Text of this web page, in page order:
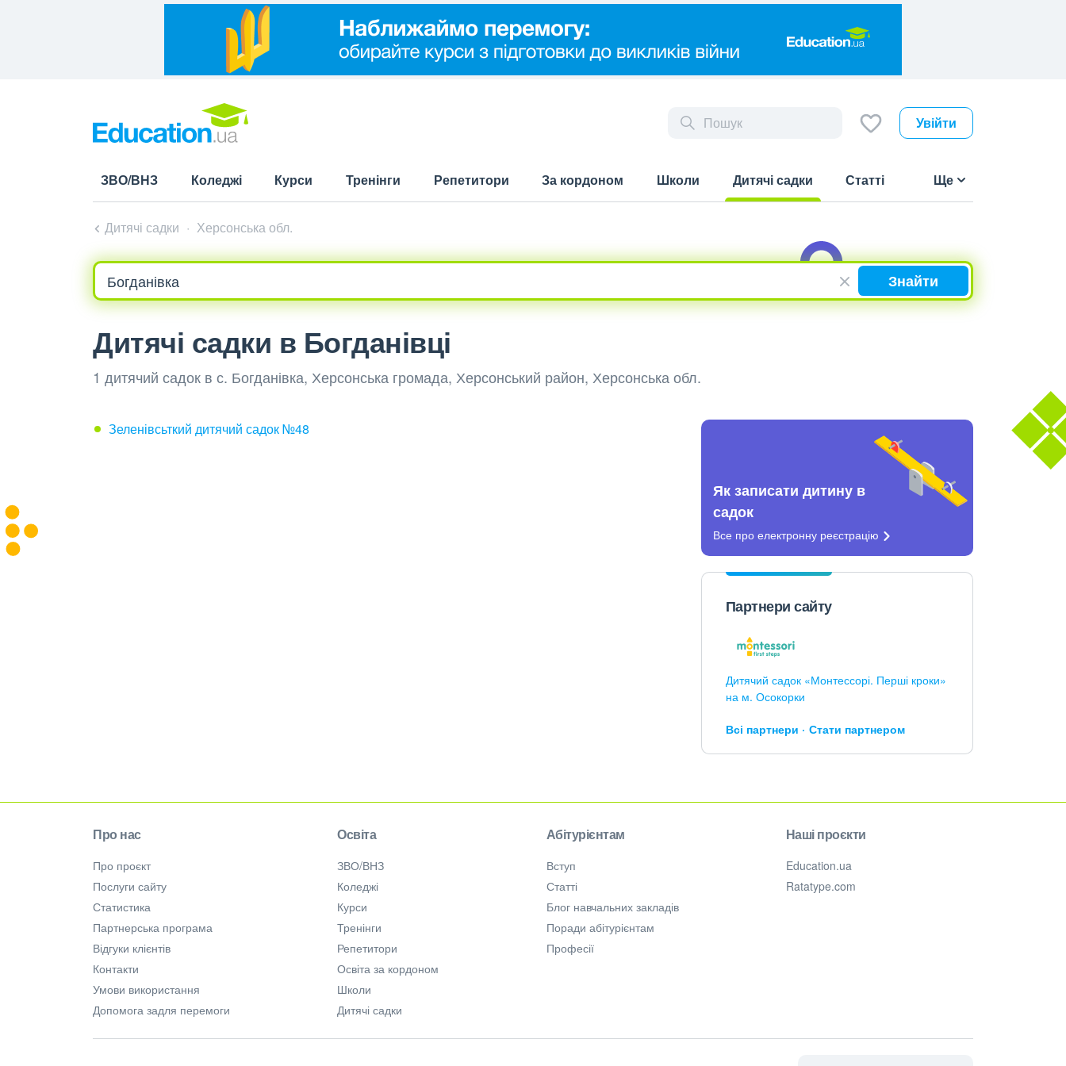
Увійти
ЗВО/ВНЗ Коледжі Курси Тренінги Репетитори За кордоном Школи
Дитячі садки
Статті Ще
Дитячі садки Херсонська обл.
Знайти
Дитячі садки в Богданівці
1 дитячий садок в с. Богданівка, Херсонська громада, Херсонський район, Херсонська обл.
Зеленівсьткий дитячий садок №48
Як записати дитину в
садок
Все про електронну реєстрацію
Партнери сайту
Дитячий садок «Монтессорі. Перші кроки»
на м. Осокорки
Всі партнери Стати партнером
Про нас
Про проєкт
Послуги сайту
Статистика
Партнерська програма
Відгуки клієнтів
Контакти
Умови використання
Допомога задля перемоги
Освіта
ЗВО/ВНЗ
Коледжі
Курси
Тренінги
Репетитори
Освіта за кордоном
Школи
Дитячі садки
Абітурієнтам
Вступ
Статті
Блог навчальних закладів
Поради абітурієнтам
Професії
Наші проєкти
Education.ua
Ratatype.com